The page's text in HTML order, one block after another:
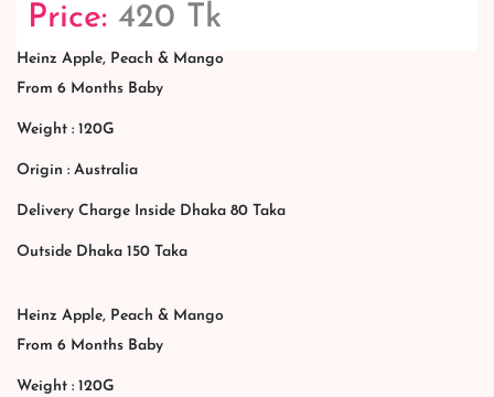
Price: 420 Tk
Heinz Apple, Peach & Mango
From 6 Months Baby
Weight : 120G
Origin : Australia
Delivery Charge Inside Dhaka 80 Taka
Outside Dhaka 150 Taka
Heinz Apple, Peach & Mango
From 6 Months Baby
Weight : 120G